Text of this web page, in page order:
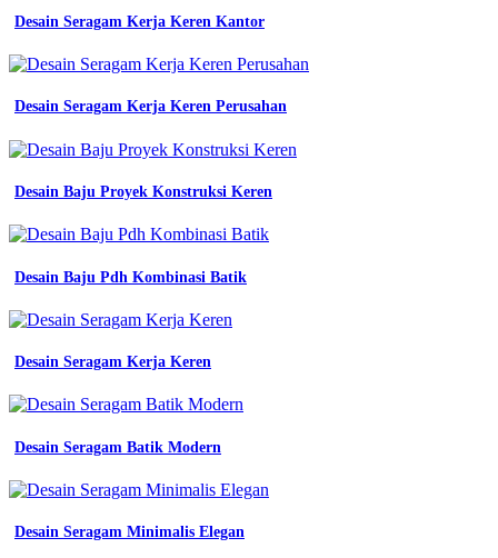
hitam
desain
kerja
koleksi
jual
hitam
hoodie
safety
baju
kerja
seragam
overall
desain
untuk
dan
keren
Desain Seragam Kerja Keren Kantor
Desain Seragam Kerja Keren Perusahan
Desain Baju Proyek Konstruksi Keren
Desain Baju Pdh Kombinasi Batik
Desain Seragam Kerja Keren
Desain Seragam Batik Modern
Desain Seragam Minimalis Elegan